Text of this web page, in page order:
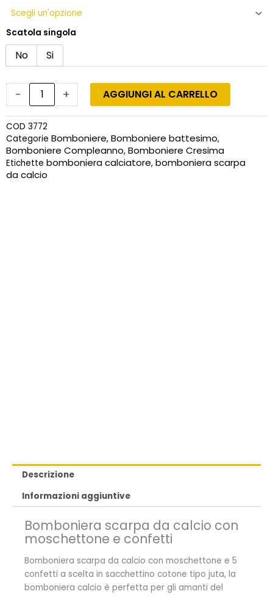
Scatola singola
No Si
- + AGGIUNGI AL CARRELLO
COD 3772
Categorie Bomboniere, Bomboniere battesimo,
Bomboniere Compleanno, Bomboniere Cresima
Etichette bomboniera calciatore, bomboniera scarpa
da calcio
Descrizione
Informazioni aggiuntive
Bomboniera scarpa da calcio con
moschettone e confetti
Bomboniera scarpa da calcio con moschettone e 5
confetti a scelta in sacchettino cotone tipo juta, la
bomboniera calcio è perfetta per gli amanti del